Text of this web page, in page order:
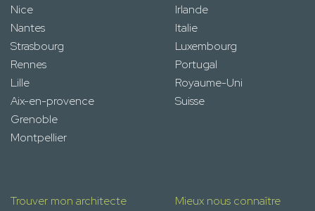
Nice
Nantes
Strasbourg
Rennes
Lille
Aix-en-provence
Grenoble
Montpellier
Irlande
Italie
Luxembourg
Portugal
Royaume-Uni
Suisse
Trouver mon architecte Mieux nous connaître